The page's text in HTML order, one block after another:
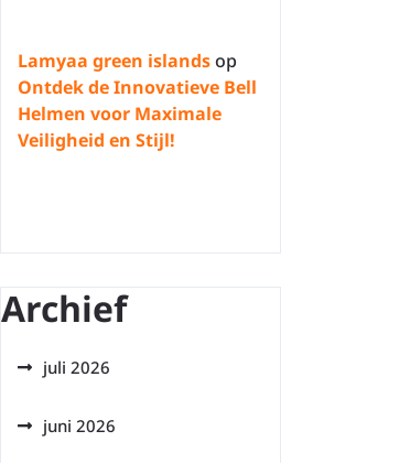
Lamyaa green islandsop
Ontdek de Innovatieve Bell
Helmen voor Maximale
Veiligheid en Stijl!
Archief
juli 2026
juni 2026